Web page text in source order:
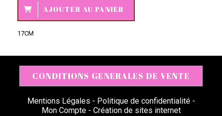
AJOUTER AU PANIER
17CM
CONDITIONS GENERALES DE VENTE
Mentions Légales
Politique de confidentialité
Mon Compte
Création de sites internet